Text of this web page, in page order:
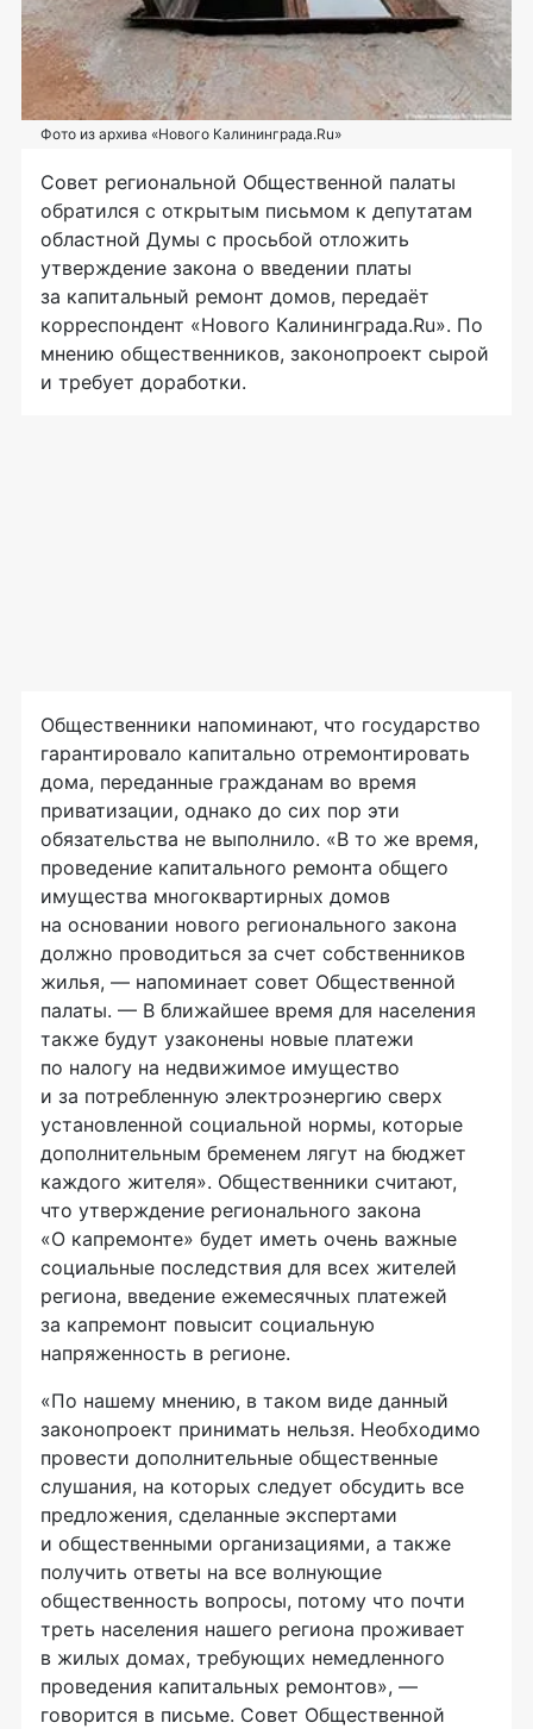
Фото из архива «Нового Калининграда.Ru»
Совет региональной Общественной палаты
обратился с открытым письмом к депутатам
областной Думы с просьбой отложить
утверждение закона о введении платы
за капитальный ремонт домов, передаёт
корреспондент «Нового Калининграда.Ru». По
мнению общественников, законопроект сырой
и требует доработки.
Общественники напоминают, что государство
гарантировало капитально отремонтировать
дома, переданные гражданам во время
приватизации, однако до сих пор эти
обязательства не выполнило. «В то же время,
проведение капитального ремонта общего
имущества многоквартирных домов
на основании нового регионального закона
должно проводиться за счет собственников
жилья, — напоминает совет Общественной
палаты. — В ближайшее время для населения
также будут узаконены новые платежи
по налогу на недвижимое имущество
и за потребленную электроэнергию сверх
установленной социальной нормы, которые
дополнительным бременем лягут на бюджет
каждого жителя». Общественники считают,
что утверждение регионального закона
«О капремонте» будет иметь очень важные
социальные последствия для всех жителей
региона, введение ежемесячных платежей
за капремонт повысит социальную
напряженность в регионе.
«По нашему мнению, в таком виде данный
законопроект принимать нельзя. Необходимо
провести дополнительные общественные
слушания, на которых следует обсудить все
предложения, сделанные экспертами
и общественными организациями, а также
получить ответы на все волнующие
общественность вопросы, потому что почти
треть населения нашего региона проживает
в жилых домах, требующих немедленного
проведения капитальных ремонтов», —
говорится в письме. Совет Общественной